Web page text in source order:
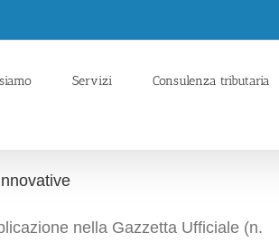
Servizi Consulenza tributaria
nella Gazzetta Ufficiale (n.